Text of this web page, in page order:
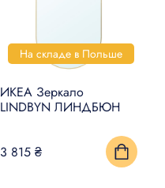
На складе в Польше
ИКЕА Зеркало
LINDBYN ЛИНДБЮН
3 815 ₴